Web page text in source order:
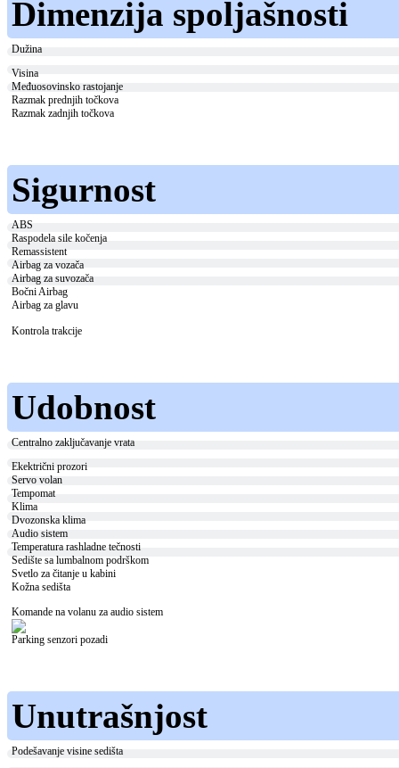
Dimenzija spoljašnosti
Dužina
Visina
Međuosovinsko rastojanje
Razmak prednjih točkova
Razmak zadnjih točkova
Sigurnost
ABS
Raspodela sile kočenja
Remassistent
Airbag za vozača
Airbag za suvozača
Bočni Airbag
Airbag za glavu
Kontrola trakcije
Udobnost
Centralno zaključavanje vrata
Ekektrični prozori
Servo volan
Tempomat
Klima
Dvozonska klima
Audio sistem
Temperatura rashladne tečnosti
Sedište sa lumbalnom podrškom
Svetlo za čitanje u kabini
Kožna sedišta
Komande na volanu za audio sistem
Parking senzori pozadi
Unutrašnjost
Podešavanje visine sedišta